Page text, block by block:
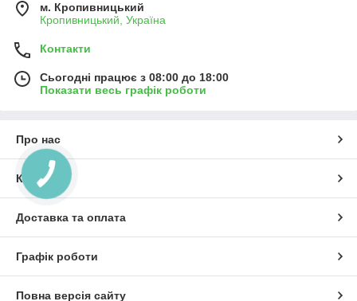
м. Кропивницький
Кропивницький, Україна
Контакти
Сьогодні працює з 08:00 до 18:00
Показати весь графік роботи
Про нас
Контакти
Доставка та оплата
Графік роботи
Повна версія сайту